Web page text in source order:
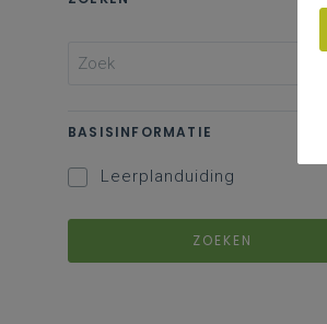
BASISINFORMATIE
Leerplanduiding
ZOEKEN